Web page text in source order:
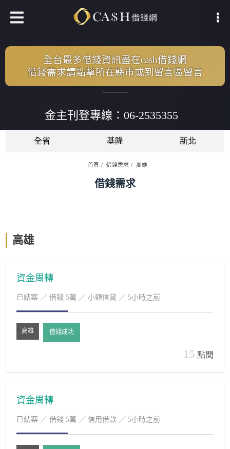
全台最多借錢資訊盡在cash借錢網
借錢需求請點擊所在縣市或到留言區留言
金主刊登專線：06-2535355
首頁 借錢需求 高雄
全省 基隆 新北
高雄
資金周轉
已結案 ／ 借錢 5萬 ／ 小額信貸 ／ 5小時之前
高雄 借錢成功
15 點閱
資金周轉
已結案 ／ 借錢 5萬 ／ 信用借款 ／ 5小時之前
借錢需求